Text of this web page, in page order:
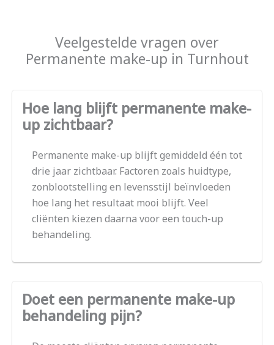
Veelgestelde vragen over
Permanente make-up in Turnhout
Hoe lang blijft permanente make-
up zichtbaar?
Permanente make-up blijft gemiddeld één tot
drie jaar zichtbaar. Factoren zoals huidtype,
zonblootstelling en levensstijl beïnvloeden
hoe lang het resultaat mooi blijft. Veel
cliënten kiezen daarna voor een touch-up
behandeling.
Doet een permanente make-up
behandeling pijn?